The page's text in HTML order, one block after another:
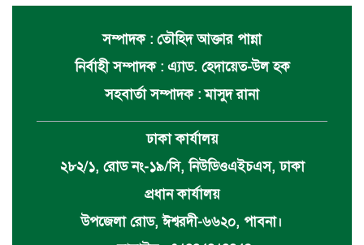
সম্পাদক : তৌহিদ আক্তার পান্না
নির্বাহী সম্পাদক : এ্যাড. হেদায়েত-উল হক
সহবার্তা সম্পাদক : মাসুদ রানা
ঢাকা কার্যালয়
২৮২/১, রোড নং-১৯/সি, নিউডিওএইচএস, ঢাকা
প্রধান কার্যালয়
উপজেলা রোড, ঈশ্বরদী-৬৬২০, পাবনা।